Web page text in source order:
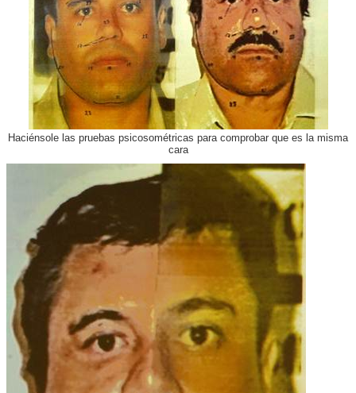
Haciénsole las pruebas psicosométricas para comprobar que es la misma
cara